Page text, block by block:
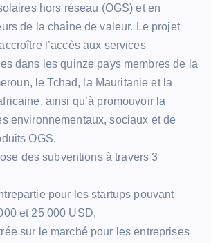
hors réseau (OGS) et en
de la chaîne de valeur. Le projet
l’accès aux services
dans les quinze pays membres de la
le Tchad, la Mauritanie et la
ainsi qu’à promouvoir la
environnementaux, sociaux et de
OGS.
des subventions à travers 3
pour les startups pouvant
et 25 000 USD,
sur le marché pour les entreprises